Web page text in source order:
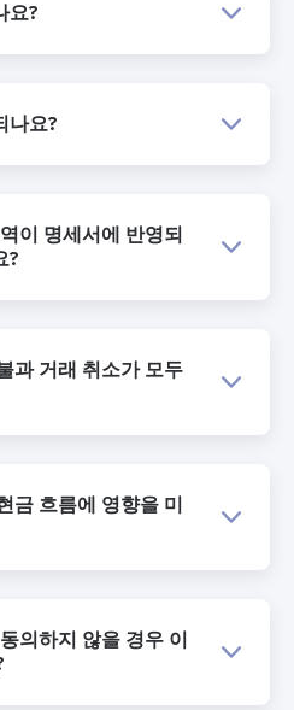
요?
나요?
이 명세서에 반영되
?
과 거래 취소가 모두
금 흐름에 영향을 미
의하지 않을 경우 이